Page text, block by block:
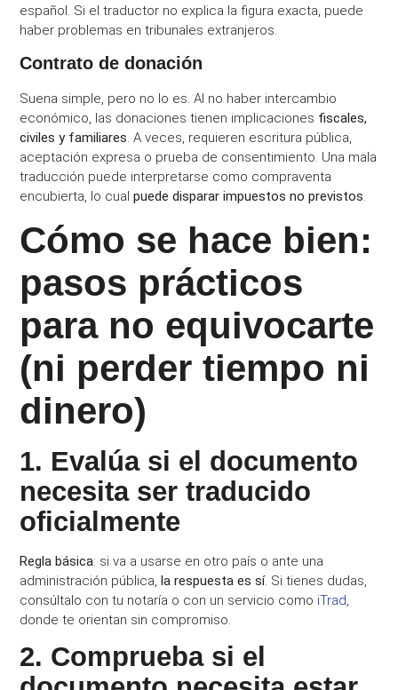
español. Si el traductor no explica la figura exacta, puede
haber problemas en tribunales extranjeros.
Contrato de donación
Suena simple, pero no lo es. Al no haber intercambio
económico, las donaciones tienen implicaciones fiscales,
civiles y familiares. A veces, requieren escritura pública,
aceptación expresa o prueba de consentimiento. Una mala
traducción puede interpretarse como compraventa
encubierta, lo cualpuede disparar impuestos no previstos.
Cómo se hace bien:
pasos prácticos
para no equivocarte
(ni perder tiempo ni
dinero)
1. Evalúa si el documento
necesita ser traducido
oficialmente
Regla básica: si va a usarse en otro país o ante una
administración pública,la respuesta es sí. Si tienes dudas,
consúltalo con tu notaría o con un servicio como iTrad,
donde te orientan sin compromiso.
2. Comprueba si el